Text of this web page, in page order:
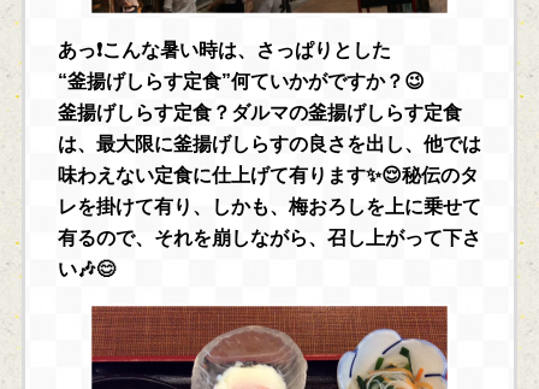
あっ❗こんな暑い時は、さっぱりとした
“釜揚げしらす定食”何ていかがですか？😉
釜揚げしらす定食？ダルマの釜揚げしらす定食
は、最大限に釜揚げしらすの良さを出し、他では
味わえない定食に仕上げて有ります✨😌秘伝のタ
レを掛けて有り、しかも、梅おろしを上に乗せて
有るので、それを崩しながら、召し上がって下さ
い🎶😊